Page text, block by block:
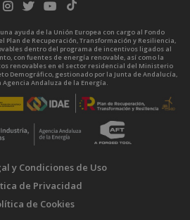
ayuda de la Unión Europea con cargo al Fondo
Plan de Recuperación, Transformación y Resiliencia,
dentro del programa de incentivos ligados al
con fuentes de energía renovable, así como la
renovables en el sector residencial del Ministerio
Demográfico, gestionado por la Junta de Andalucía,
Agencia Andaluza de la Energía.
y Condiciones de Uso
de Privacidad
de Cookies